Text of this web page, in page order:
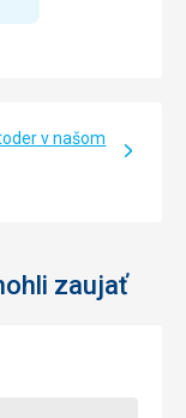
v našom
zaujať